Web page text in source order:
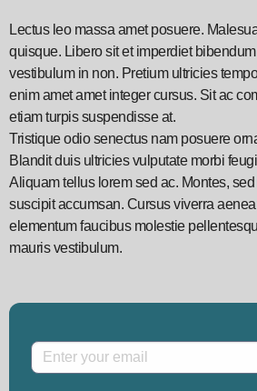
Lectus leo massa amet posuere.
quisque. Libero sit et imperdiet
vestibulum in non. Pretium ultricies
enim amet amet integer cursus. Sit ac
etiam turpis suspendisse at.
Tristique odio senectus nam posuere
Blandit duis ultricies vulputate morbi
Aliquam tellus lorem sed ac. Montes,
suscipit accumsan. Cursus viverra
elementum faucibus molestie
mauris vestibulum.